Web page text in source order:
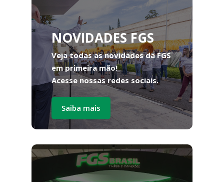
NOVIDADES FGS
Veja todas as novidades da FGS
em primeira mão!
Acesse nossas redes sociais.
Saiba mais